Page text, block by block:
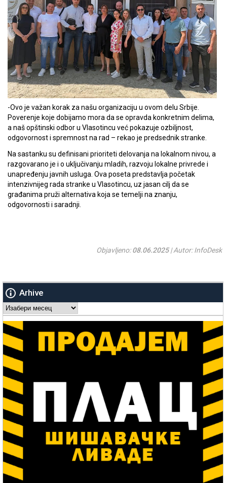
-Ovo je važan korak za našu organizaciju u ovom delu Srbije.
Poverenje koje dobijamo mora da se opravda konkretnim delima,
a naš opštinski odbor u Vlasotincu već pokazuje ozbiljnost,
odgovornost i spremnost na rad – rekao je predsednik stranke.
Na sastanku su definisani prioriteti delovanja na lokalnom nivou, a
razgovarano je i o uključivanju mladih, razvoju lokalne privrede i
unapređenju javnih usluga. Ova poseta predstavlja početak
intenzivnijeg rada stranke u Vlasotincu, uz jasan cilj da se
građanima pruži alternativa koja se temelji na znanju,
odgovornosti i saradnji.
Objavljeno:08.06.2025| Autor: InfoDesk
Arhive
Arhive